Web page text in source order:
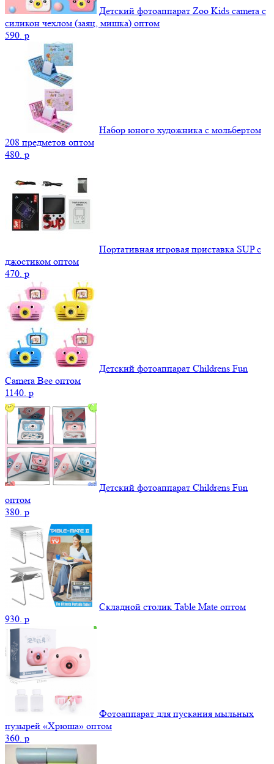
Детский фотоаппарат Zoo Kids camera c
силикон чехлом (заяц, мишка) оптом
590. p
Набор юного художника с мольбертом
208 предметов оптом
480. p
Портативная игровая приставка SUP с
джостиком оптом
470. p
Детский фотоаппарат Childrens Fun
Camera Bee оптом
1140. p
Детский фотоаппарат Childrens Fun
оптом
380. p
Складной столик Table Mate оптом
930. p
Фотоаппарат для пускания мыльных
пузырей «Хрюша» оптом
360. p